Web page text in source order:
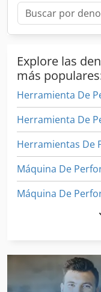
Explore las
más
Herramienta De
Herramienta De
Herramientas De
Máquina De
Máquina De
Máquina De
Máquinas De